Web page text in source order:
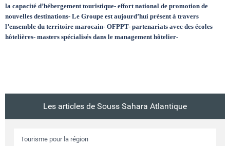
la capacité d’hébergement touristique- effort national de promotion de
nouvelles destinations- Le Groupe est aujourd’hui présent à travers
l’ensemble du territoire marocain- OFPPT- partenariats avec des écoles
hôtelières- masters spécialisés dans le management hôtelier-
Les articles de Souss Sahara Atlantique
Tourisme pour la région